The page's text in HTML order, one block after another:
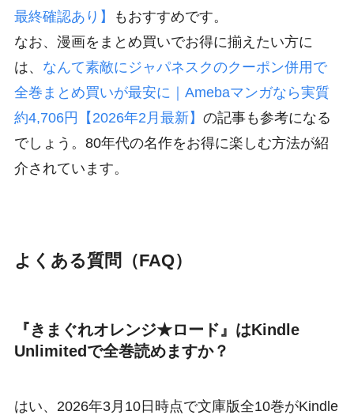
最終確認あり】
もおすすめです。
なお、漫画をまとめ買いでお得に揃えたい方に
は、 なんて素敵にジャパネスクのクーポン併用で
全巻まとめ買いが最安に｜Amebaマンガなら実質
約4,706円【2026年2月最新】 の記事も参考になる
でしょう。80年代の名作をお得に楽しむ方法が紹
介されています。
よくある質問（FAQ）
『きまぐれオレンジ★ロード』はKindle
Unlimitedで全巻読めますか？
はい、2026年3月10日時点で文庫版全10巻がKindle